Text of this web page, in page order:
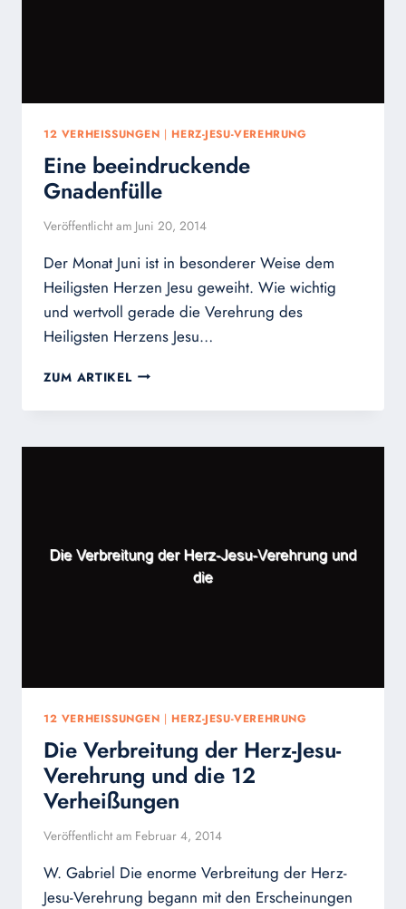
12 VERHEISSUNGEN | HERZ-JESU-VEREHRUNG
Eine beeindruckende
Gnadenfülle
Veröffentlicht am Juni 20, 2014
Der Monat Juni ist in besonderer Weise dem
Heiligsten Herzen Jesu geweiht. Wie wichtig
und wertvoll gerade die Verehrung des
Heiligsten Herzens Jesu…
ZUM ARTIKEL EINE
GNADENFÜLLE
12 VERHEISSUNGEN | HERZ-JESU-VEREHRUNG
Die Verbreitung der Herz-Jesu-
Verehrung und die 12
Verheißungen
Veröffentlicht am Februar 4, 2014
W. Gabriel Die enorme Verbreitung der Herz-
Jesu-Verehrung begann mit den Erscheinungen